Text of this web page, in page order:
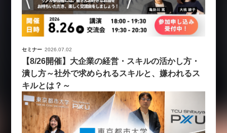
セミナー 2026.07.02
【8/26開催】大企業の経営・スキルの活かし方・
潰し方～社外で求められるスキルと、嫌われるス
キルとは？～